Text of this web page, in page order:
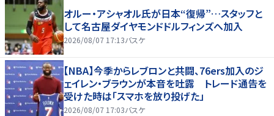
オルー・アシャオル氏が日本“復帰”…スタッフと
して名古屋ダイヤモンドドルフィンズへ加入
2026/08/07 17:13バスケ
【NBA】今季からレブロンと共闘、76ers加入のジ
ェイレン・ブラウンが本音を吐露 トレード通告を
受けた時は「スマホを放り投げた」
2026/08/07 17:03バスケ